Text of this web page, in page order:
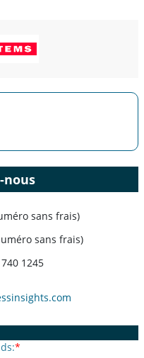
nous
sans frais)
sans frais)
1245
*